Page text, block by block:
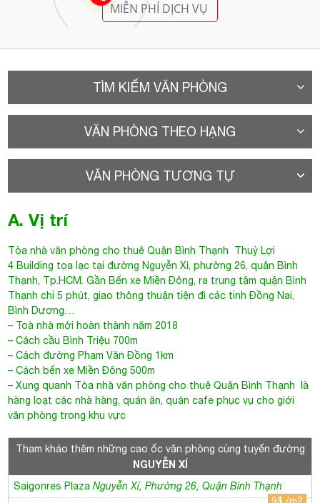
MIỄN PHÍ DỊCH VỤ
TÌM KIẾM VĂN PHÒNG
VĂN PHÒNG THEO HẠNG
VĂN PHÒNG TƯƠNG TỰ
A. Vị trí
Tòa nhà văn phòng cho thuê Quận Bình Thạnh
Thuỷ Lợi
4 Building tọa lạc tại đường Nguyễn Xí, phường 26, quận Bình
Thạnh, Tp.HCM. Gần Bến xe Miền Đông, ra trung tâm quận Bình
Thạnh chỉ 5 phút, giao thông thuận tiện đi các tỉnh Đồng Nai,
Bình Dương…
– Toà nhà mới hoàn thành năm 2018
– Cách cầu Bình Triệu 700m
– Cách đường Phạm Văn Đồng 1km
– Cách bến xe Miền Đông 500m
– Xung quanh Tòa nhà văn phòng cho thuê Quận Bình Thạnh là
hàng loạt các nhà hàng, quán ăn, quán cafe phục vụ cho giới
văn phòng trong khu vực
Tham khảo thêm những cao ốc văn phòng cùng tuyến đường
NGUYỄN XÍ
Saigonres PlazaNguyễn Xí, Phường 26, Quận Bình Thạnh